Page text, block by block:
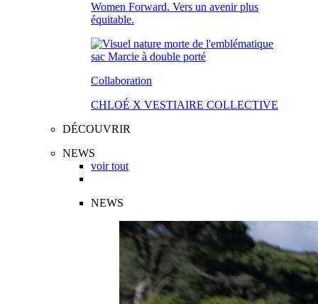
Women Forward. Vers un avenir plus
équitable.
Collaboration
CHLOÉ X VESTIAIRE COLLECTIVE
DÉCOUVRIR
NEWS
voir tout
NEWS